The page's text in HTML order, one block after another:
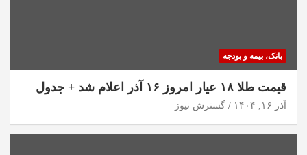
بانک، بیمه و بودجه
قیمت طلا ۱۸ عیار امروز ۱۶ آذر اعلام شد + جدول
آذر ۱۶, ۱۴۰۴ گسترش نیوز